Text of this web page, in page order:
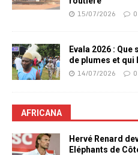
15/07/2026
Evala 2026 :
de plumes et qui
14/07/2026
AFRICANA
Hervé Renard
Eléphants de